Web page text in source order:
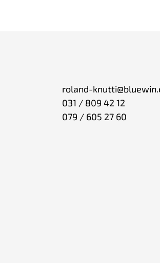
roland-
031 / 809 42 12
079 / 605 27 60